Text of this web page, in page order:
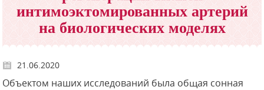
интимоэктомированных артерий
на биологических моделях
21.06.2020
Объектом наших исследований была общая сонная